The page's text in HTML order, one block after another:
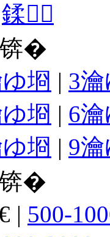
鍒
锛�
埛 | 3
埛 | 6
埛 | 9
锛�
| 500-